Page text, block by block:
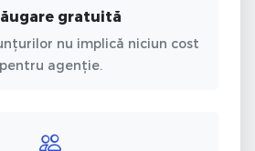
gratuită
nu implică niciun cost
pentru agenție.